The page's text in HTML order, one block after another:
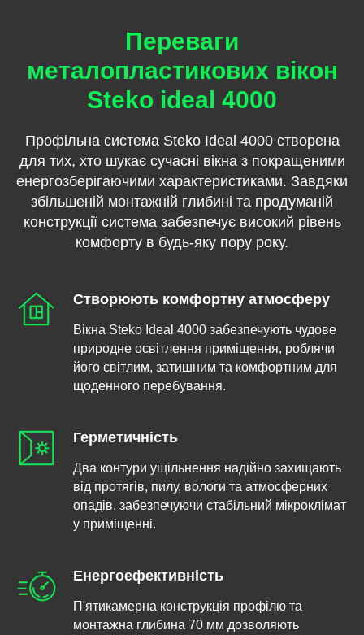
Переваги
металопластикових вікон
Steko ideal 4000
Профільна система Steko Ideal 4000 створена
для тих, хто шукає сучасні вікна з покращеними
енергозберігаючими характеристиками. Завдяки
збільшеній монтажній глибині та продуманій
конструкції система забезпечує високий рівень
комфорту в будь-яку пору року.
Створюють комфортну атмосферу
Вікна Steko Ideal 4000 забезпечують чудове
природне освітлення приміщення, роблячи
його світлим, затишним та комфортним для
щоденного перебування.
Герметичність
Два контури ущільнення надійно захищають
від протягів, пилу, вологи та атмосферних
опадів, забезпечуючи стабільний мікроклімат
у приміщенні.
Енергоефективність
П'ятикамерна конструкція профілю та
монтажна глибина 70 мм дозволяють